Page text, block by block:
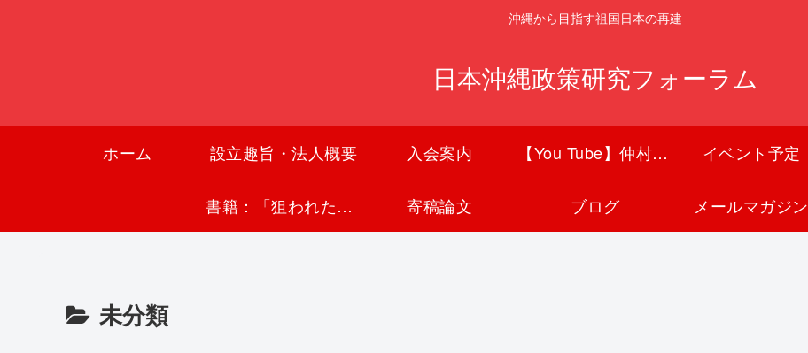
沖縄から目指す祖国日本の再建
日本沖縄政策研究フォーラム
ホーム 設立趣旨・法人概要 入会案内 【You Tube】仲村覚チャンネル イベント予定
書籍：「狙われた沖縄〜真実の沖縄史が日本を救う〜」 寄稿論文 ブログ メールマガジン
未分類